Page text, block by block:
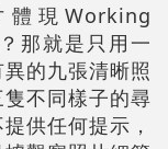
現Working
那就是只用一
的九張清晰照
不同樣子的尋
供任何提示，